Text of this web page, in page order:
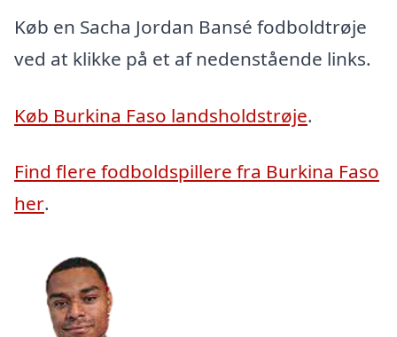
Køb en Sacha Jordan Bansé fodboldtrøje
ved at klikke på et af nedenstående links.
Køb Burkina Faso landsholdstrøje.
Find flere fodboldspillere fra Burkina Faso
her.